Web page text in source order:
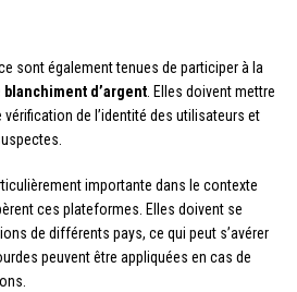
sont également tenues de participer à la
blanchiment d’argent. Elles doivent mettre
de l’identité des utilisateurs et
importante dans le contexte
ces plateformes. Elles doivent se
de différents pays, ce qui peut s’avérer
peuvent être appliquées en cas de